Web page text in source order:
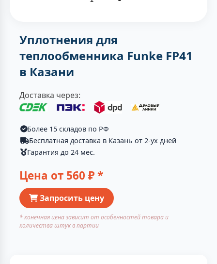
Уплотнения для
теплообменника Funke FP41
в Казани
Доставка через:
Более 15 складов по РФ
Бесплатная доставка в Казань от 2-ух дней
Гарантия до 24 мес.
Цена от 560 ₽ *
Запросить цену
* конечная цена зависит от особенностей товара и
количества штук в партии